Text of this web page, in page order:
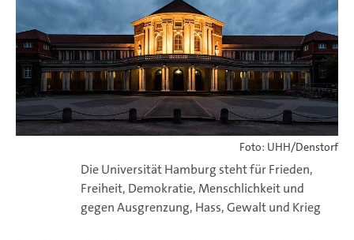
Foto: UHH/Denstorf
Die Universität Hamburg steht für Frieden,
Freiheit, Demokratie, Menschlichkeit und
gegen Ausgrenzung, Hass, Gewalt und Krieg